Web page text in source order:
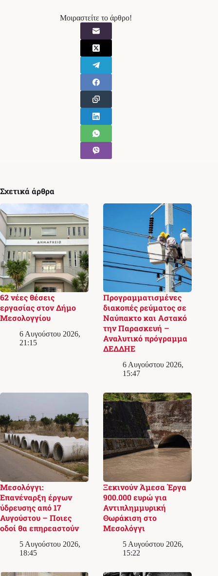
Μοιραστείτε το άρθρο!
Σχετικά άρθρα
62 νέες θέσεις
εργασίας στον Δήμο
Μεσολογγίου
6 Αυγούστου 2026,
21:15
Προγραμματισμένες
διακοπές ρεύματος σε
Ναύπακτο και Αστακό
την Παρασκευή –
Αναλυτικό πρόγραμμα
ΔΕΔΔΗΕ
6 Αυγούστου 2026,
15:47
Μεσολόγγι:
Επανέναρξη έργων
ύδρευσης από 17
Αυγούστου – Ποιες
οδοί θα επηρεαστούν
5 Αυγούστου 2026,
18:45
Ξεκινούν Άμεσα Έργα
900.000 ευρώ για
Αντιπλημμυρική
Θωράκιση στο
Μεσολόγγι
5 Αυγούστου 2026,
15:22